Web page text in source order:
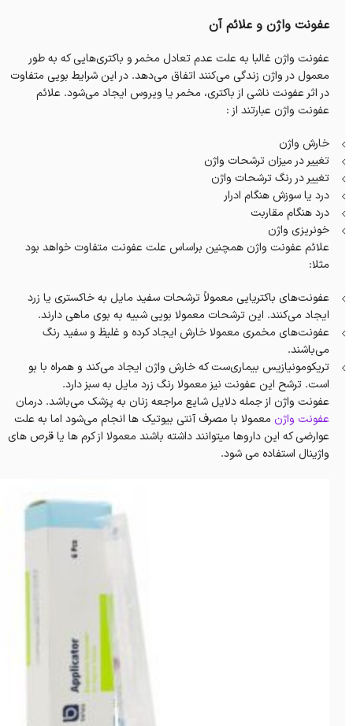
عفونت واژن و علائم آن
عفونت واژن غالبا به علت عدم تعادل مخمر و باکتری‌هایی که به طور
معمول در واژن زندگی می‌کنند اتفاق می‌دهد. در اين شرايط بویی متفاوت
در اثر عفونت ناشی از باکتری، مخمر یا ویروس ایجاد می‌شود. علائم
عفونت واژن عبارتند از :
خارش واژن
تغییر در میزان ترشحات واژن
تغییر در رنگ ترشحات واژن
درد یا سوزش هنگام ادرار
درد هنگام مقاربت
خونریزی واژن
علائم عفونت واژن همچنین براساس علت عفونت متفاوت خواهد بود
مثلا:
عفونت‌های باکتریایی معمولاً ترشحات سفید مایل به خاکستری یا زرد
ایجاد می‌کنند. این ترشحات معمولا بویی شبیه به بوی ماهی دارند.
عفونت‌های مخمری معمولا خارش ایجاد کرده و غلیظ و سفید رنگ
می‌باشند.
تریکومونیازیس بیماری‌ست که خارش واژن ایجاد می‌کند و همراه با بو
است. ترشح این عفونت نیز معمولا رنگ زرد مایل به سبز دارد.
عفونت واژن از جمله دلایل شایع مراجعه زنان به پزشک می‌باشد. درمان
عفونت واژن معمولا با مصرف آنتی بیوتیک ها انجام می‌شود اما به علت
عوارضی که این داروها میتوانند داشته باشند معمولا از کرم ها یا قرص های
واژینال استفاده می شود.